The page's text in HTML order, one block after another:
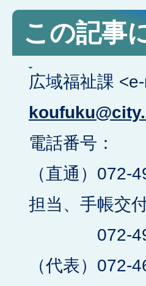
この記事
広域福祉課 <e-
電話番号：
（直通）072-
担当、手帳交
072-493-
（代表）072-